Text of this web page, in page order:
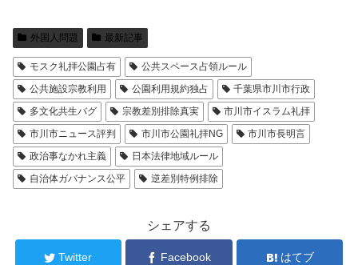
外国人問題 最新記事
モスク礼拝公園占有
公共スペース占領ルール
公共施設宗教利用
公園利用規約独占
千葉県市川市行政
多文化共生バグ
宗教差別排除真実
市川市イスラム礼拝
市川市ニュース評判
市川市公園礼拝NG
市川市長明言
政治事なかれ主義
日本法律地域ルール
自治体ガバナンス公平
逆差別特例排除
シェアする
Twitter Facebook はてブ